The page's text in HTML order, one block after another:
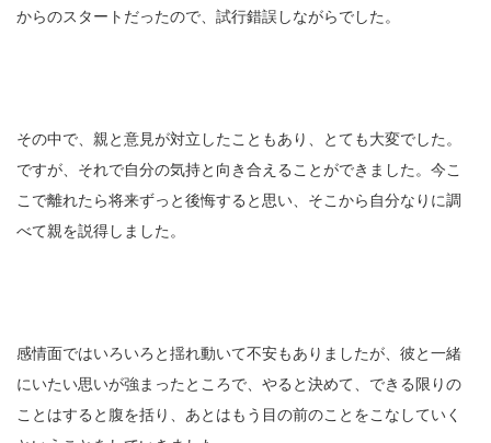
からのスタートだったので、試行錯誤しながらでした。
その中で、親と意見が対立したこともあり、とても大変でした。
ですが、それで自分の気持と向き合えることができました。今こ
こで離れたら将来ずっと後悔すると思い、そこから自分なりに調
べて親を説得しました。
感情面ではいろいろと揺れ動いて不安もありましたが、彼と一緒
にいたい思いが強まったところで、やると決めて、できる限りの
ことはすると腹を括り、あとはもう目の前のことをこなしていく